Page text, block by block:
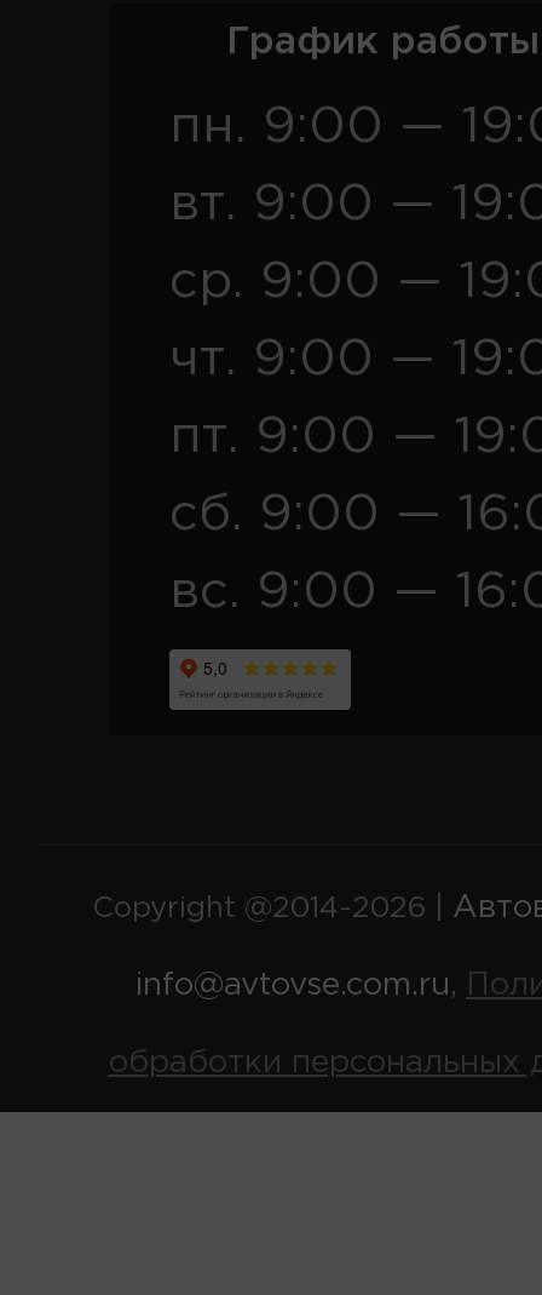
График
пн. 9:00 —
вт. 9:00 —
ср. 9:00 —
чт. 9:00 —
пт. 9:00 —
сб. 9:00 —
вс. 9:00 —
Copyright @2014-2026 |
info@avtovse.com.ru,
обработки персональных